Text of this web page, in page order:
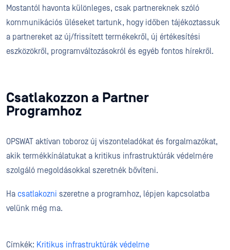
Mostantól havonta különleges, csak partnereknek szóló
kommunikációs üléseket tartunk, hogy időben tájékoztassuk
a partnereket az új/frissített termékekről, új értékesítési
eszközökről, programváltozásokról és egyéb fontos hírekről.
Csatlakozzon a Partner
Programhoz
OPSWAT aktívan toboroz új viszonteladókat és forgalmazókat,
akik termékkínálatukat a kritikus infrastruktúrák védelmére
szolgáló megoldásokkal szeretnék bővíteni.
Ha csatlakozni szeretne a programhoz, lépjen kapcsolatba
velünk még ma.
Címkék: Kritikus infrastruktúrák védelme